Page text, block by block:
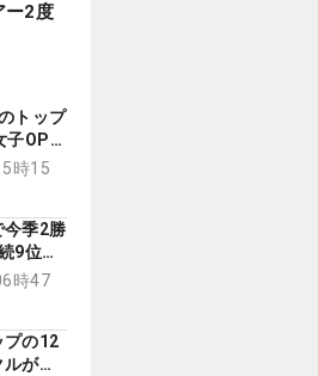
ー2度
トップ
OP予
」
時15
今季2勝
9位、
ン達
時47
プの12
が単